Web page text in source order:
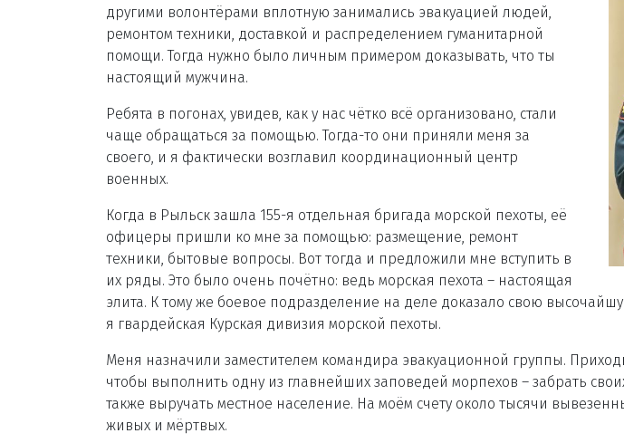
другими волонтёрами вплотную занимались эвакуацией людей,
ремонтом техники, доставкой и распределением гуманитарной
помощи. Тогда нужно было личным примером доказывать, что ты
настоящий мужчина.
Ребята в погонах, увидев, как у нас чётко всё организовано, стали
чаще обращаться за помощью. Тогда-то они приняли меня за
своего, и я фактически возглавил координационный центр
военных.
Когда в Рыльск зашла 155-я отдельная бригада морской пехоты, её
офицеры пришли ко мне за помощью: размещение, ремонт
техники, бытовые вопросы. Вот тогда и предложили мне вступить в
их ряды. Это было очень почётно: ведь морская пехота – настоящая
элита. К тому же боевое подразделение на деле доказало свою
я гвардейская Курская дивизия морской пехоты.
Меня назначили заместителем командира эвакуационной группы.
чтобы выполнить одну из главнейших заповедей морпехов – забрать
также выручать местное население. На моём счету около тысячи
живых и мёртвых.